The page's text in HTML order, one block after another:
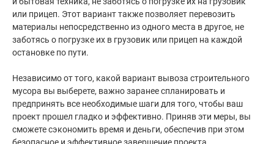
или прицеп. Этот вариант также позволяет перевозить
материалы непосредственно из одного места в другое, не
заботясь о погрузке их в грузовик или прицеп на каждой
остановке по пути.
Независимо от того, какой вариант вывоза строительного
мусора вы выберете, важно заранее спланировать и
предпринять все необходимые шаги для того, чтобы ваш
проект прошел гладко и эффективно. Приняв эти меры, вы
сможете сэкономить время и деньги, обеспечив при этом